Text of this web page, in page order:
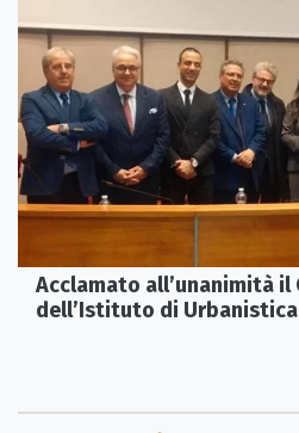
Acclamato all’unanimità il
dell’Istituto di Urbanistica